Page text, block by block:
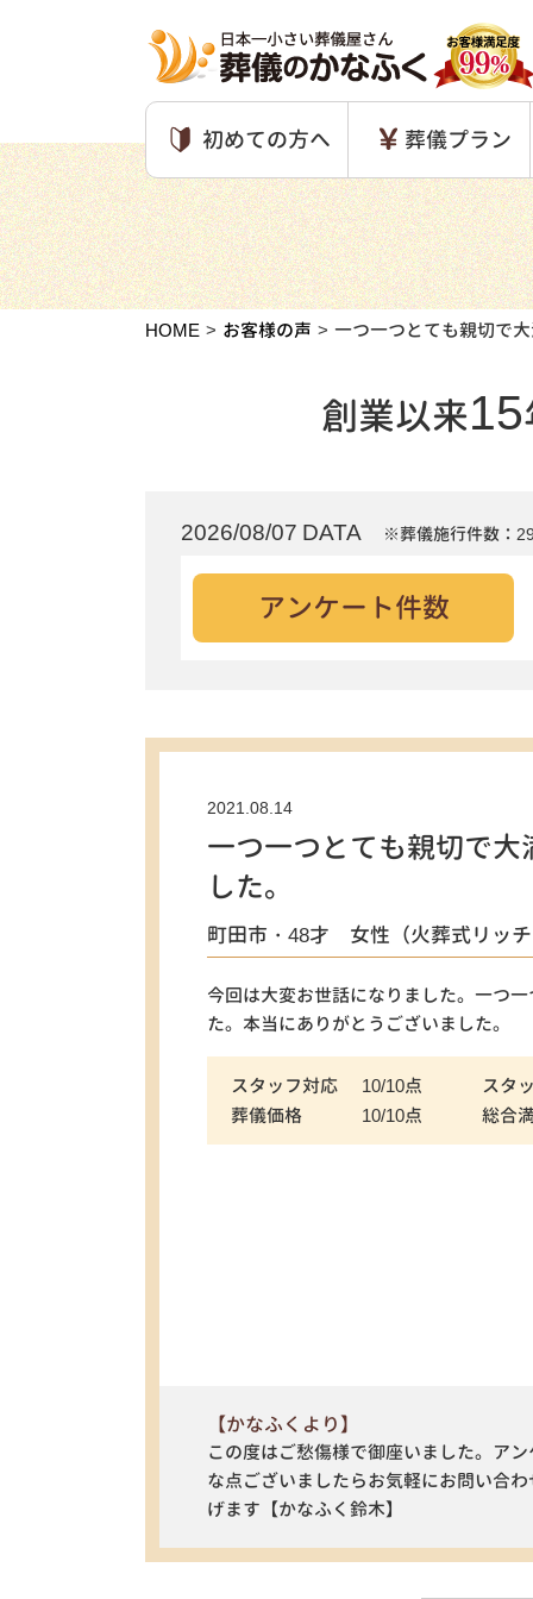
初めての方へ 葬儀プラン
HOME お客様の声 一つ一つとても親切で
創業以来15
2026/08/07 DATA ※葬儀施行件数：
アンケート件数
2021.08.14
一つ一つとても親切で
した。
町田市・48才 女性（火葬式リッ
今回は大変お世話になりました。一つ
た。本当にありがとうございました。
スタッフ対応 10/10点
スタ
葬儀価格
10/10点 総合
【かなふくより】
この度はご愁傷様で御座いました。ア
な点ございましたらお気軽にお問い合
げます【かなふく鈴木】